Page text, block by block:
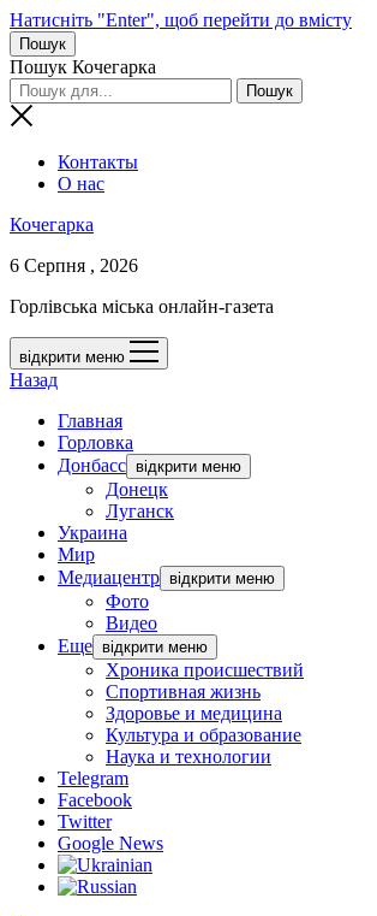
Натисніть "Enter", щоб перейти до вмісту
Пошук
Пошук Кочегарка
Контакты
О нас
Кочегарка
6 Серпня , 2026
Горлівська міська онлайн-газета
відкрити меню
Назад
Главная
Горловка
Донбасс відкрити меню
Донецк
Луганск
Украина
Мир
Медиацентр відкрити меню
Фото
Видео
Еще відкрити меню
Хроника происшествий
Спортивная жизнь
Здоровье и медицина
Культура и образование
Наука и технологии
Telegram
Facebook
Twitter
Google News